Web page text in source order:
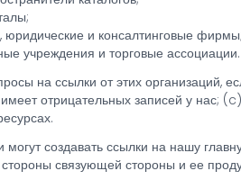
юридические и консалтинговые фирмы;
учреждения и торговые ассоциации.
на ссылки от этих организаций,
отрицательных записей у нас;
могут создавать ссылки на нашу
связующей стороны и ее